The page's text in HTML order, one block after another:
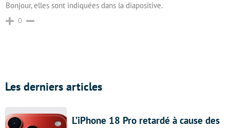
Bonjour, elles sont indiquées dans la diapositive.
0
Les derniers articles
L’iPhone 18 Pro retardé à cause des